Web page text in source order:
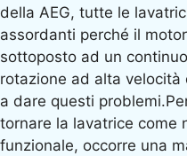
della AEG, tutte le
assordanti perché il
sottoposto ad un
rotazione ad alta
a dare questi
tornare la lavatrice come
funzionale, occorre una